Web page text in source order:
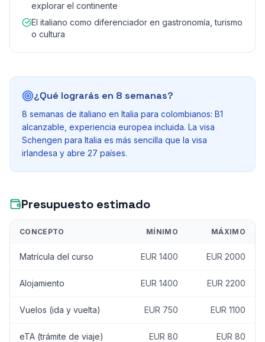
explorar el continente
El italiano como diferenciador en gastronomía, turismo
o cultura
¿Qué lograrás en 8 semanas?
8 semanas de italiano en Italia para colombianos: B1
alcanzable, experiencia europea incluida. La visa
Schengen para Italia es más sencilla que la visa
irlandesa y abre 27 países.
Presupuesto estimado
CONCEPTO MÍNIMO MÁXIMO
Matrícula del curso EUR 1400 EUR 2000
Alojamiento EUR 1400 EUR 2200
Vuelos (ida y vuelta) EUR 750 EUR 1100
eTA (trámite de viaje) EUR 80 EUR 80